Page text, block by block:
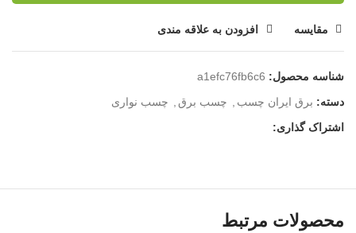
مقایسه افزودن به علاقه مندی
شناسه محصول: a1efc76fb6c6
دسته: برق ایران چسب چسب برق
چسب نواری
اشتراک گذاری:
محصولات مرتبط